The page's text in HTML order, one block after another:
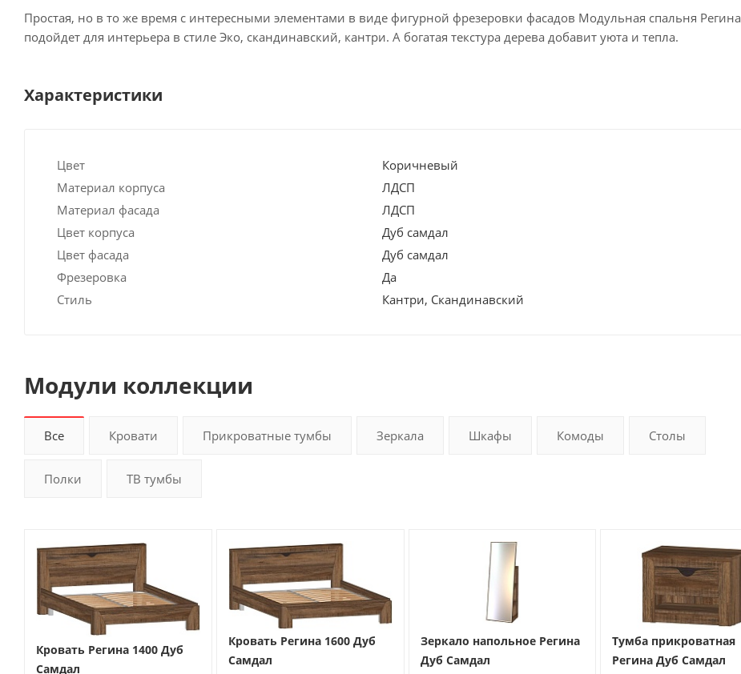
Простая, но в то же время с интересными элементами в виде фигурной фрезеровки фасадов Модульная спальня Регина
подойдет для интерьера в стиле Эко, скандинавский, кантри. А богатая текстура дерева добавит уюта и тепла.
Характеристики
Цвет
Коричневый
Материал корпуса
ЛДСП
Материал фасада
ЛДСП
Цвет корпуса
Дуб самдал
Цвет фасада
Дуб самдал
Фрезеровка
Да
Стиль
Кантри, Скандинавский
Модули коллекции
Все Кровати Прикроватные тумбы Зеркала Шкафы Комоды Столы
Полки ТВ тумбы
Кровать Регина 1400 Дуб
Самдал
Зеркало напольное Регина
Дуб Самдал
Тумба прикроватная
Регина Дуб Самдал
Кровать Регина 1600 Дуб
Самдал